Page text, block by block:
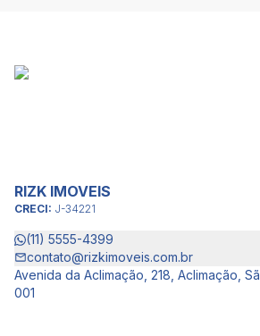
RIZK IMOVEIS
CRECI: J-34221
(11) 5555-4399
contato@rizkimoveis.com.br
Avenida da Aclimação, 218, Aclimação,
001